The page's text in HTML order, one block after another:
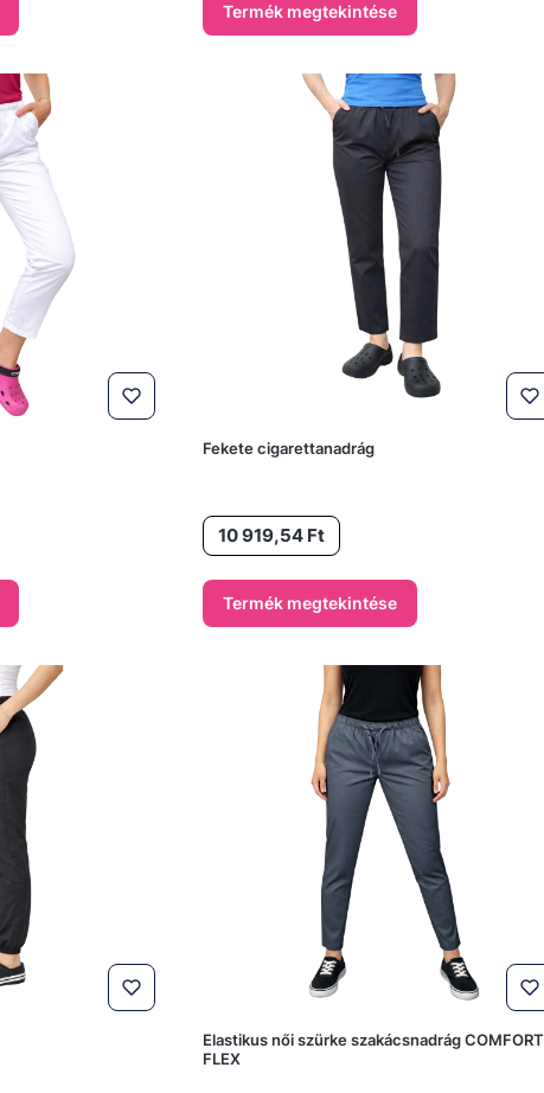
Termék megtekintése
Fekete cigarettanadrág
Ár10 919,54 Ft
Termék megtekintése
Elastikus női szürke szakácsnadrág COMFORT
FLEX